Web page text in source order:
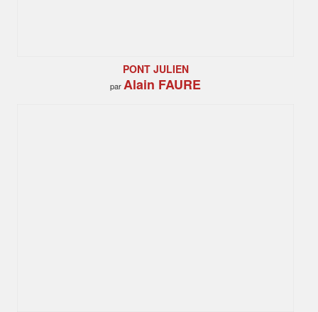
PONT JULIEN
parAlain FAURE